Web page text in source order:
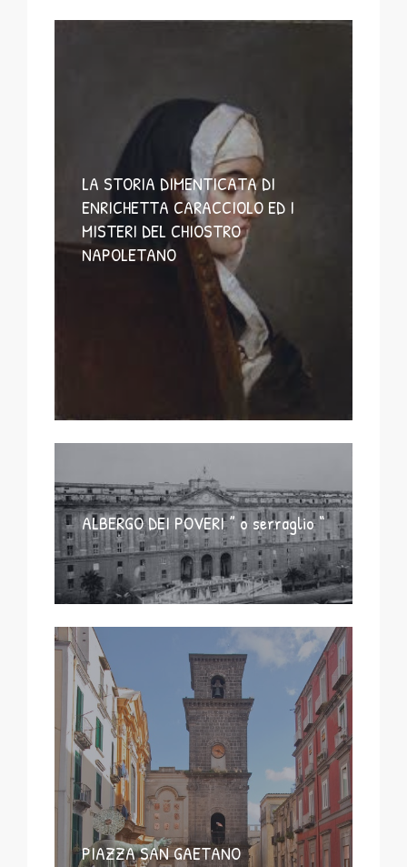
LA STORIA DIMENTICATA DI
ENRICHETTA CARACCIOLO ED I
MISTERI DEL CHIOSTRO
NAPOLETANO
ALBERGO DEI POVERI ” o serraglio “
PIAZZA SAN GAETANO